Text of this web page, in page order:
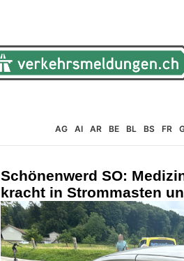
AG AI AR BE BL BS FR
Schönenwerd SO:
kracht in Strommasten